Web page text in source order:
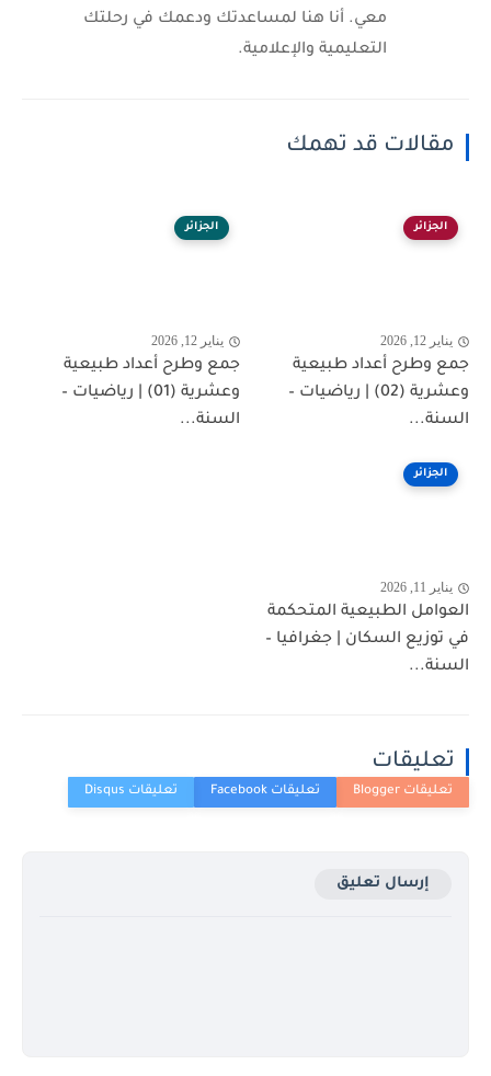
معي. أنا هنا لمساعدتك ودعمك في رحلتك
التعليمية والإعلامية.
مقالات قد تهمك
الجزائر
يناير 12, 2026
جمع وطرح أعداد طبيعية
وعشرية (02) | رياضيات –
السنة...
الجزائر
يناير 12, 2026
جمع وطرح أعداد طبيعية
وعشرية (01) | رياضيات –
السنة...
الجزائر
يناير 11, 2026
العوامل الطبيعية المتحكمة
في توزيع السكان | جغرافيا –
السنة...
تعليقات
إرسال تعليق